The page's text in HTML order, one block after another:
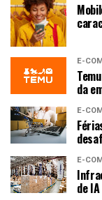
E-
da
E-
E-
de